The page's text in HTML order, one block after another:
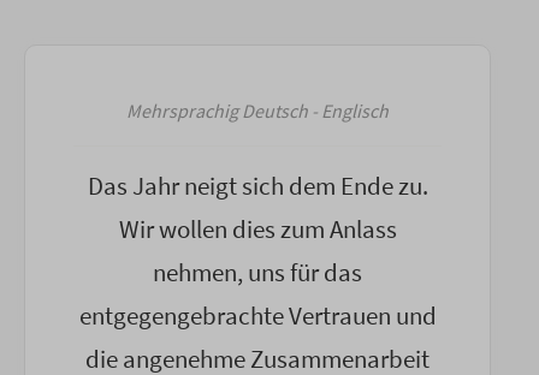
Mehrsprachig Deutsch - Englisch
Das Jahr neigt sich dem Ende zu.
Wir wollen dies zum Anlass
nehmen, uns für das
entgegengebrachte Vertrauen und
die angenehme Zusammenarbeit